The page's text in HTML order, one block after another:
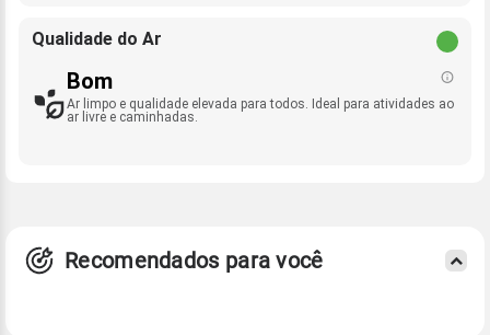
Qualidade do Ar
Bom
Ar limpo e qualidade elevada para todos. Ideal para atividades ao
ar livre e caminhadas.
Recomendados para você